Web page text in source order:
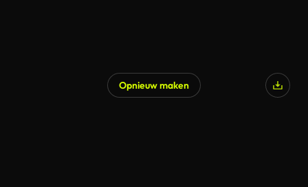
Opnieuw maken